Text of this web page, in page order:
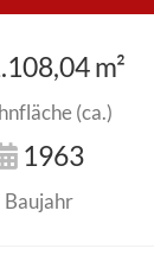
m²
(ca.)
1963
Baujahr